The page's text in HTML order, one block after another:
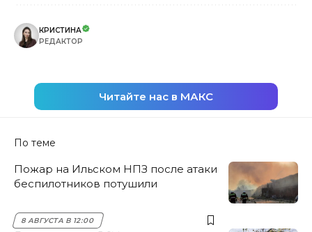
КРИСТИНА
РЕДАКТОР
Читайте нас в МАКС
По теме
Пожар на Ильском НПЗ после атаки
беспилотников потушили
8 АВГУСТА В 12:00